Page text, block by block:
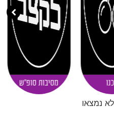
מסיבות סופ"ש
נמצאו